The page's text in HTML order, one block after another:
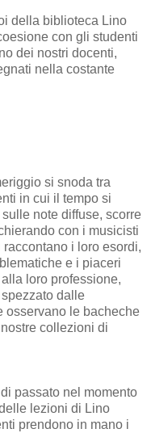
della biblioteca Lino
con gli studenti
dei nostri docenti,
nella costante
si snoda tra
in cui il tempo si
sulle note diffuse, scorre
con i musicisti
raccontano i loro esordi,
e i piaceri
alla loro professione,
dalle
osservano le bacheche
collezioni di
passato nel momento
lezioni di Lino
prendono in mano i